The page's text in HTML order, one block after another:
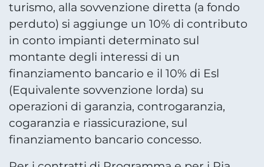
turismo, alla sovvenzione diretta (a fondo
perduto) si aggiunge un 10% di contributo
in conto impianti determinato sul
montante degli interessi di un
finanziamento bancario e il 10% di Esl
(Equivalente sovvenzione lorda) su
operazioni di garanzia, controgaranzia,
cogaranzia e riassicurazione, sul
finanziamento bancario concesso.